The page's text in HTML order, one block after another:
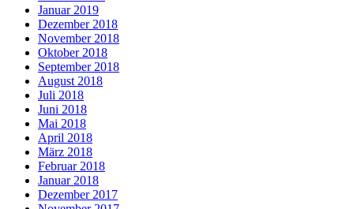
Januar 2019
Dezember 2018
November 2018
Oktober 2018
September 2018
August 2018
Juli 2018
Juni 2018
Mai 2018
April 2018
März 2018
Februar 2018
Januar 2018
Dezember 2017